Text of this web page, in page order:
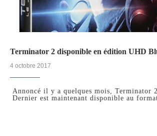
Terminator 2 disponible en édition UHD
4 octobre 2017
Annoncé il y a quelques mois, Terminator
Dernier est maintenant disponible au